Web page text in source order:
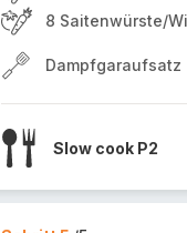
8 Saitenwürste/
Dampfgaraufsatz
Slow cook P2